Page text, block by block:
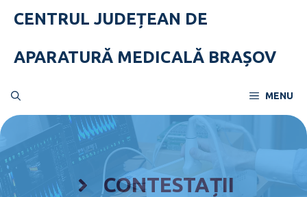
CENTRUL JUDEȚEAN DE
APARATURĂ MEDICALĂ BRAȘOV
MENU
CONTESTAȚII